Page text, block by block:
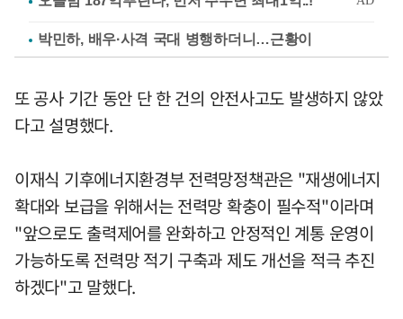
박민하, 배우·사격 국대 병행하더니…근황이
또 공사 기간 동안 단 한 건의 안전사고도 발생하지 않았
다고 설명했다.
이재식 기후에너지환경부 전력망정책관은 "재생에너지
확대와 보급을 위해서는 전력망 확충이 필수적"이라며
"앞으로도 출력제어를 완화하고 안정적인 계통 운영이
가능하도록 전력망 적기 구축과 제도 개선을 적극 추진
하겠다"고 말했다.